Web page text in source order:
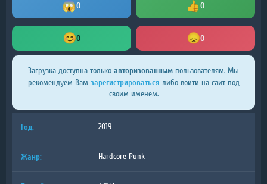
0 0
0 0
Загрузка доступна только авторизованным пользователям. Мы
рекомендуем Вам зарегистрироваться либо войти на сайт под
своим именем.
Год: 2019
Жанр: Hardcore Punk